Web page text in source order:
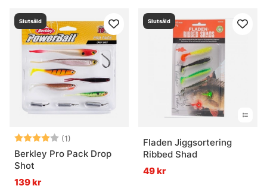
Slutsåld
Betyg: (1)
4.0 utav 5 stjärnor
Berkley Pro Pack Drop
Shot
139 kr
Slutsåld
Fladen Jiggsortering
Ribbed Shad
49 kr